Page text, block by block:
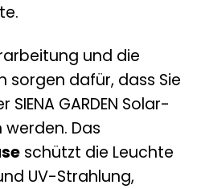
und die
sorgen dafür, dass Sie
GARDEN Solar-
Das
schützt die Leuchte
UV-Strahlung,